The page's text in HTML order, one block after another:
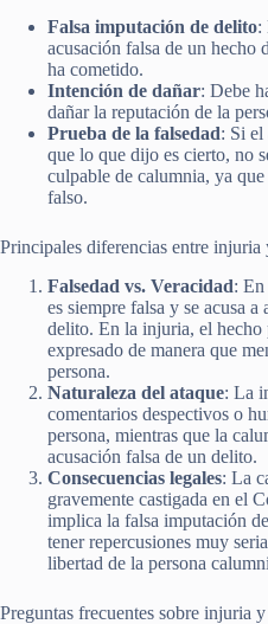
Falsa imputación de delito:
acusación falsa de un
ha cometido.
Intención de dañar: Debe
dañar la reputación de la
Prueba de la falsedad: Si el
que lo que dijo es cierto, no
culpable de calumnia, ya
falso.
Principales diferencias entre injuria
Falsedad vs. Veracidad:
es siempre falsa y se acusa
delito. En la injuria, el hecho
expresado de manera que
persona.
Naturaleza del ataque: La
comentarios despectivos o
persona, mientras que la
acusación falsa de un delito.
Consecuencias legales: La
gravemente castigada en el
implica la falsa imputación
tener repercusiones muy
libertad de la persona
Preguntas frecuentes sobre injuria